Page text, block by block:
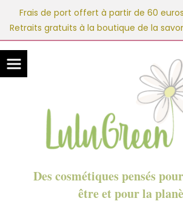
Frais de port offert à partir de 60
Retraits gratuits à la boutique de la
Des cosmétiques pensés
être et pour la